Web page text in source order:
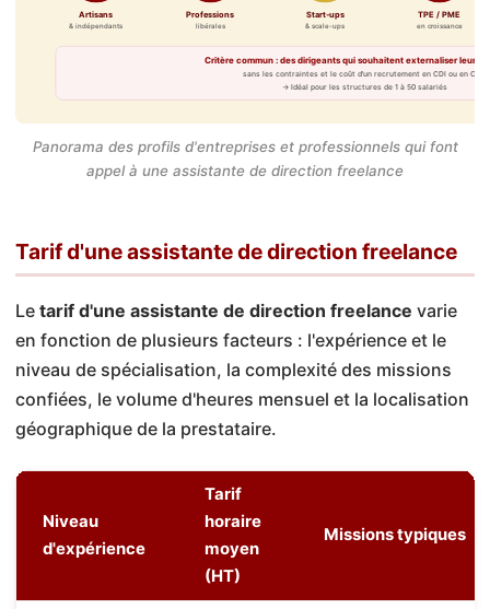
Artisans
& indépendants
Professions
libérales
Start-ups
& scale-ups
TPE / PME
en croissance
Critère commun : des dirigeants qui souhaitent externaliser leur
sans les contraintes et le coût d'un recrutement en CDI ou en CDD
→ Idéal pour les structures de 1 à 50 salariés
Panorama des profils d'entreprises et professionnels qui font
appel à une assistante de direction freelance
Tarif d'une assistante de direction freelance
Le tarif d'une assistante de direction freelance varie
en fonction de plusieurs facteurs : l'expérience et le
niveau de spécialisation, la complexité des missions
confiées, le volume d'heures mensuel et la localisation
géographique de la prestataire.
Niveau
d'expérience
Tarif
horaire
moyen
(HT)
Missions typiques